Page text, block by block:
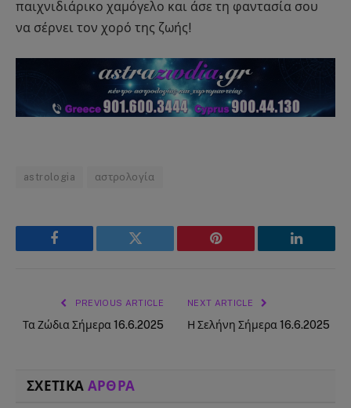
παιχνιδιάρικο χαμόγελο και άσε τη φαντασία σου
να σέρνει τον χορό της ζωής!
astrologia αστρολογία
Facebook Twitter Pinterest LinkedIn
PREVIOUS ARTICLE
Τα Ζώδια Σήμερα 16.6.2025
NEXT ARTICLE
Η Σελήνη Σήμερα 16.6.2025
ΣΧΕΤΙΚΑ ΑΡΘΡΑ